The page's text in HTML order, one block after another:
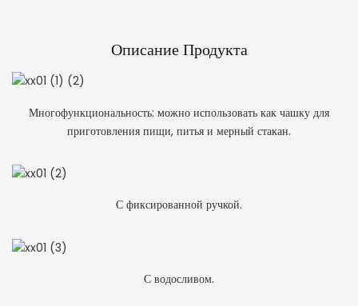
Описание Продукта
Многофункциональность: можно использовать как чашку для
приготовления пищи, питья и мерный стакан.
С фиксированной ручкой.
С водосливом.